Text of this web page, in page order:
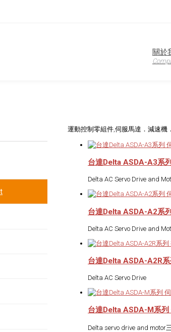
關於
運動控制零組件,伺服馬達．減速機
台達Delta ASDA-A3系
Delta AC Servo Drive and
台達Delta ASDA-A2系
Delta AC Servo Drive and
台達Delta ASDA-A2R
Delta AC Servo Drive
台達Delta ASDA-M系列
Delta servo drive and motor